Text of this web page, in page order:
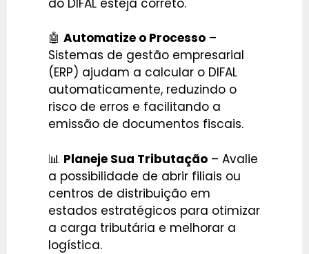
do DIFAL esteja correto.
🤖 Automatize o Processo –
Sistemas de gestão empresarial
(ERP) ajudam a calcular o DIFAL
automaticamente, reduzindo o
risco de erros e facilitando a
emissão de documentos fiscais.
📊 Planeje Sua Tributação – Avalie
a possibilidade de abrir filiais ou
centros de distribuição em
estados estratégicos para otimizar
a carga tributária e melhorar a
logística.